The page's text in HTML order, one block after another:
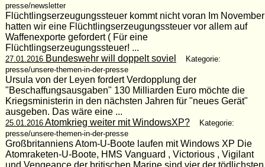
presse/newsletter
Flüchtlingserzeugungssteuer kommt nicht voran Im November
hatten wir eine Flüchtlingserzeugungssteuer vor allem auf
Waffenexporte gefordert ( Für eine
Flüchtlingserzeugungssteuer! ...
27.01.2016Bundeswehr will doppelt soviel
Kategorie:
presse/unsere-themen-in-der-presse
Ursula von der Leyen fordert Verdopplung der
"Beschaffungsausgaben" 130 Milliarden Euro möchte die
Kriegsministerin in den nächsten Jahren für "neues Gerät"
ausgeben. Das wäre eine ...
25.01.2016Atomkrieg weiter mit WindowsXP?
Kategorie:
presse/unsere-themen-in-der-presse
Großbritanniens Atom-U-Boote laufen mit Windows XP Die
Atomraketen-U-Boote, HMS Vanguard , Victorious , Vigilant
und Vengeance der britischen Marine sind vier der tödlichsten